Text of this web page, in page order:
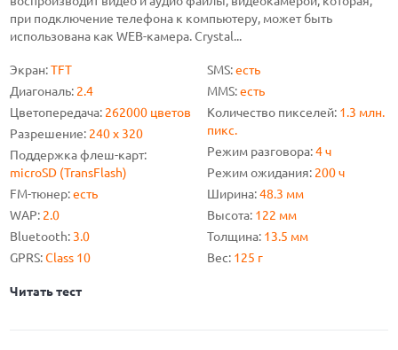
при подключение телефона к компьютеру, может быть
использована как WEB-камера. Crystal...
Экран:TFT
Диагональ: 2.4
Цветопередача: 262000 цветов
Разрешение: 240 х 320
Поддержка флеш-карт:
microSD (TransFlash)
FM-тюнер:есть
WAP: 2.0
Bluetooth: 3.0
GPRS:Class 10
SMS:есть
MMS:есть
Количество пикселей: 1.3 млн.
пикс.
Режим разговора:4 ч
Режим ожидания: 200 ч
Ширина:48.3 мм
Высота: 122 мм
Толщина: 13.5 мм
Вес: 125 г
Читать тест